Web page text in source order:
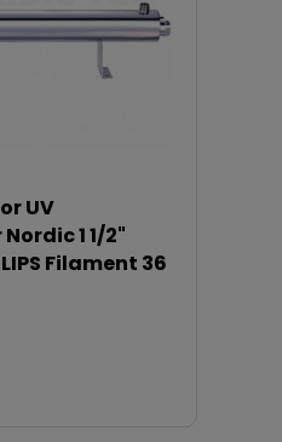
UV
1 1/2"
Filament 36